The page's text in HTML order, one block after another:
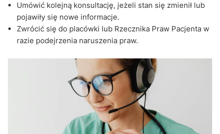
Umówić kolejną konsultację, jeżeli stan się zmienił lub
pojawiły się nowe informacje.
Zwrócić się do placówki lub Rzecznika Praw Pacjenta w
razie podejrzenia naruszenia praw.